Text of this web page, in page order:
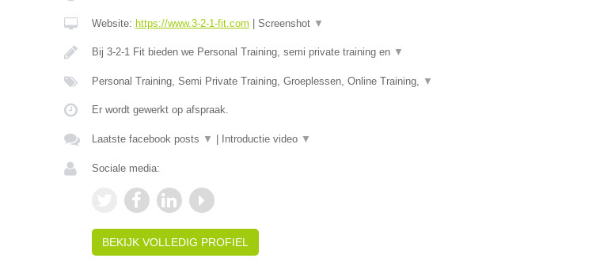
Website: https://www.3-2-1-fit.com Screenshot ▼
Bij 3-2-1 Fit bieden we Personal Training, semi private training en ▼
Personal Training, Semi Private Training, Groeplessen, Online Training, ▼
Er wordt gewerkt op afspraak.
Laatste facebook posts ▼ Introductie video ▼
Sociale media:
BEKIJK VOLLEDIG PROFIEL